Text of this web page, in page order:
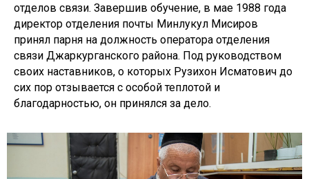
отделов связи. Завершив обучение, в мае 1988 года
директор отделения почты Минлукул Мисиров
принял парня на должность оператора отделения
связи Джаркурганского района. Под руководством
своих наставников, о которых Рузихон Исматович до
сих пор отзывается с особой теплотой и
благодарностью, он принялся за дело.